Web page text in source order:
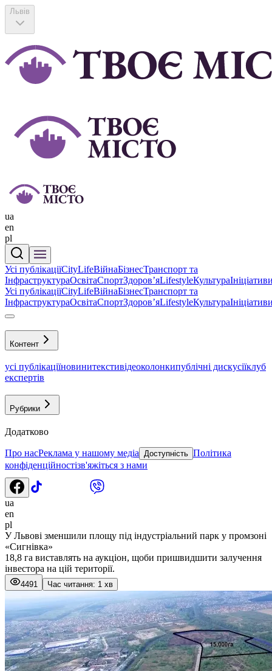
Львів
ua
en
pl
Усі публікаціїCityLifeВійнаБізнесТранспорт та
ІнфраструктураОсвітаСпортЗдоровʼяLifestyleКультура
Усі публікаціїCityLifeВійнаБізнесТранспорт та
ІнфраструктураОсвітаСпортЗдоровʼяLifestyleКультура
Контент
усі публікаціїновинитекстивідеоколонкипублічні дискусіїклуб
експертів
Рубрики
Додатково
Про насРеклама у нашому медіа Доступність Політика
конфіденційностізв'яжіться з нами
ua
en
pl
У Львові зменшили площу під індустріальний парк у промзоні
«Сигнівка»
18,8 га виставлять на аукціон, щоби пришвидшити залучення
інвестора на цій території.
4491 Час читання: 1 хв